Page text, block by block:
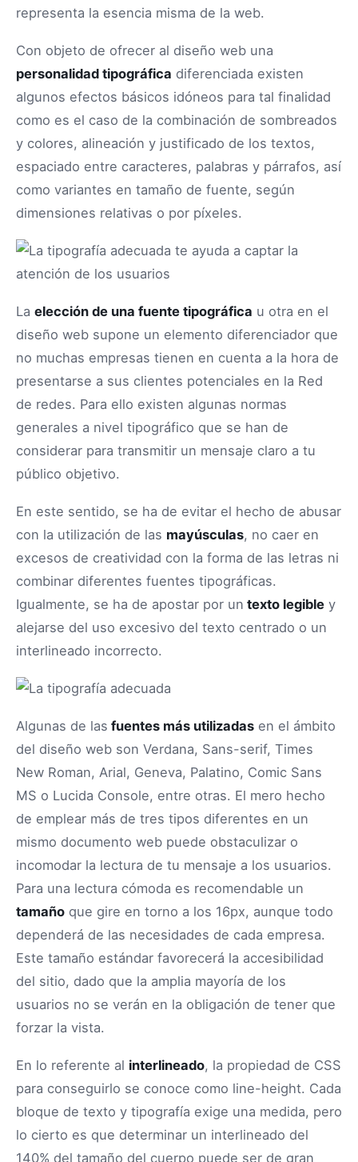
representa la esencia misma de la web.
Con objeto de ofrecer al diseño web una
personalidad tipográfica diferenciada existen
algunos efectos básicos idóneos para tal finalidad
como es el caso de la combinación de sombreados
y colores, alineación y justificado de los textos,
espaciado entre caracteres, palabras y párrafos, así
como variantes en tamaño de fuente, según
dimensiones relativas o por píxeles.
La elección de una fuente tipográfica u otra en el
diseño web supone un elemento diferenciador que
no muchas empresas tienen en cuenta a la hora de
presentarse a sus clientes potenciales en la Red
de redes. Para ello existen algunas normas
generales a nivel tipográfico que se han de
considerar para transmitir un mensaje claro a tu
público objetivo.
En este sentido, se ha de evitar el hecho de abusar
con la utilización de las mayúsculas, no caer en
excesos de creatividad con la forma de las letras ni
combinar diferentes fuentes tipográficas.
Igualmente, se ha de apostar por un texto legible y
alejarse del uso excesivo del texto centrado o un
interlineado incorrecto.
Algunas de las fuentes más utilizadas en el ámbito
del diseño web son Verdana, Sans-serif, Times
New Roman, Arial, Geneva, Palatino, Comic Sans
MS o Lucida Console, entre otras. El mero hecho
de emplear más de tres tipos diferentes en un
mismo documento web puede obstaculizar o
incomodar la lectura de tu mensaje a los usuarios.
Para una lectura cómoda es recomendable un
tamaño que gire en torno a los 16px, aunque todo
dependerá de las necesidades de cada empresa.
Este tamaño estándar favorecerá la accesibilidad
del sitio, dado que la amplia mayoría de los
usuarios no se verán en la obligación de tener que
forzar la vista.
En lo referente al interlineado, la propiedad de CSS
para conseguirlo se conoce como line-height. Cada
bloque de texto y tipografía exige una medida, pero
lo cierto es que determinar un interlineado del
140% del tamaño del cuerpo puede ser de gran